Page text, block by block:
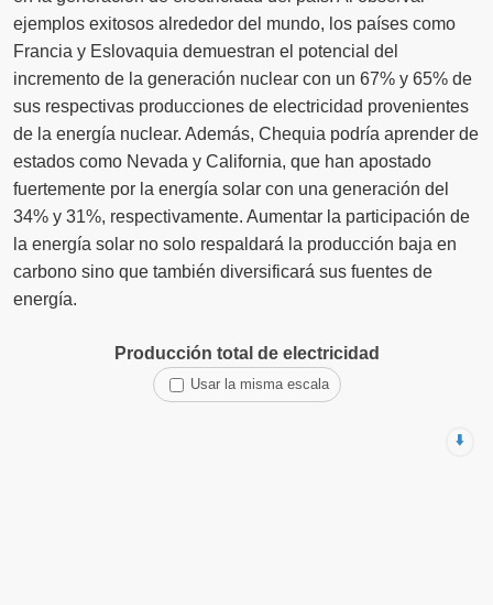
ejemplos exitosos alrededor del mundo, los países como
Francia y Eslovaquia demuestran el potencial del
incremento de la generación nuclear con un 67% y 65% de
sus respectivas producciones de electricidad provenientes
de la energía nuclear. Además, Chequia podría aprender de
estados como Nevada y California, que han apostado
fuertemente por la energía solar con una generación del
34% y 31%, respectivamente. Aumentar la participación de
la energía solar no solo respaldará la producción baja en
carbono sino que también diversificará sus fuentes de
energía.
Producción total de electricidad
Usar la misma escala
⬇️